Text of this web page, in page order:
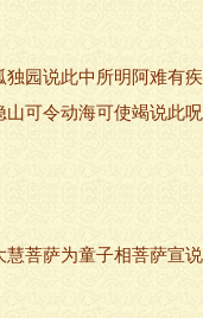
园说此中所明阿难有
可令动海可使竭说此
菩萨为童子相菩萨宣